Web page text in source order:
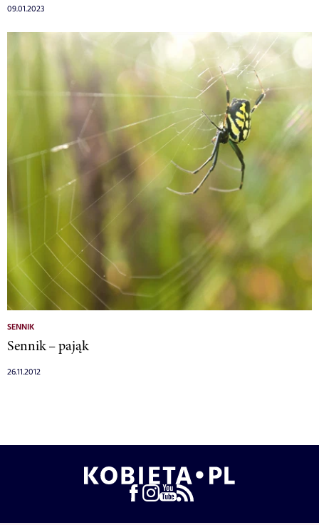
09.01.2023
SENNIK
Sennik – pająk
26.11.2012